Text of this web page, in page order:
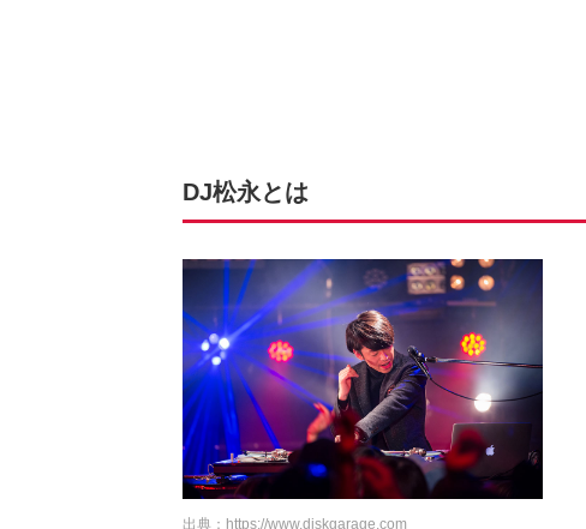
DJ松永とは
出典： https://www.diskgarage.com